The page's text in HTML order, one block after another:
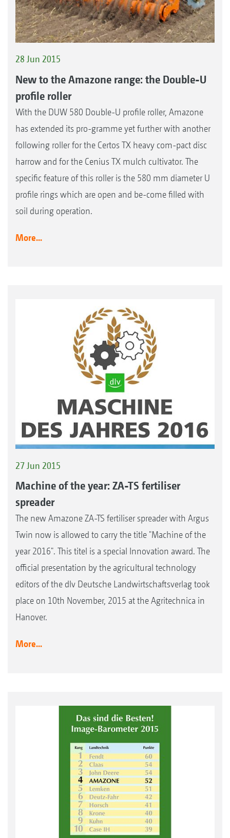
28 Jun 2015
New to the Amazone range: the Double-U
profile roller
With the DUW 580 Double-U profile roller, Amazone
has extended its pro-gramme yet further with another
following roller for the Certos TX heavy com-pact disc
harrow and for the Cenius TX mulch cultivator. The
specific feature of this roller is the 580 mm diameter U
profile rings which are open and be-come filled with
soil during operation.
More...
27 Jun 2015
Machine of the year: ZA-TS fertiliser
spreader
The new Amazone ZA-TS fertiliser spreader with Argus
Twin now is allowed to carry the title "Machine of the
year 2016". This titel is a special Innovation award. The
official presentation by the agricultural technology
editors of the dlv Deutsche Landwirtschaftsverlag took
place on 10th November, 2015 at the Agritechnica in
Hanover.
More...